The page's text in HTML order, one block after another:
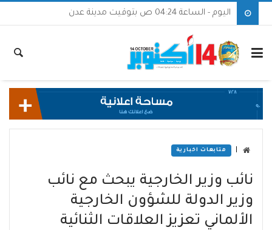
اليوم - الساعة 04:24 ص بتوقيت مدينة عدن
متابعات اخبارية
نائب وزير الخارجية يبحث مع نائب
وزير الدولة للشؤون الخارجية
الألماني تعزيز العلاقات الثنائية